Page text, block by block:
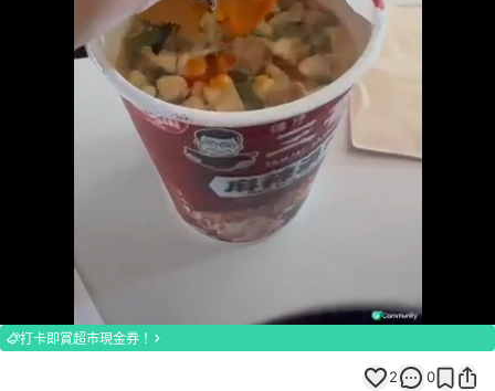
100.00%
打卡即賞超市現金券！
2 0